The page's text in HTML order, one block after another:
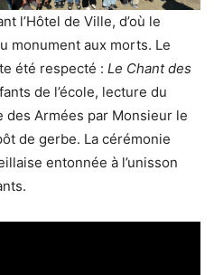
l’Hôtel de Ville, d’où le
monument aux morts. Le
été respecté : Le Chant des
de l’école, lecture du
Armées par Monsieur le
de gerbe. La cérémonie
entonnée à l’unisson